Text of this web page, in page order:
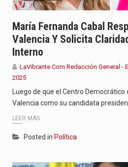
María Fernanda Cabal
Valencia Y Solicita
Interno
LaVibrante.Com Redacción General -
2025
Luego de que el Centro
Valencia como su candidata
LEER MÁS
Posted in Política